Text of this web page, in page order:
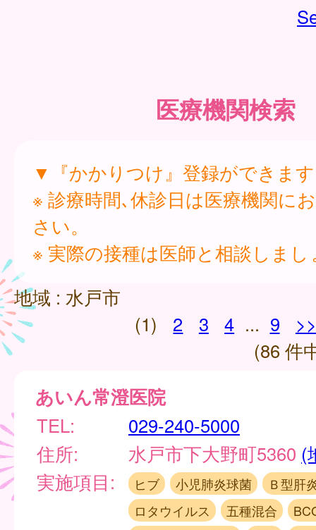
医療機関検索
▼『かかりつけ』登録ができま
※ 診療時間､休診日は医療機関に
さい。
※ 実際の接種は医師と相談しまし
地域 : 水戸市
(1)
2 3 4 ... 9
>>
(86 件
あいん常澄医院
TEL:
029-240-5000
住所:
水戸市下大野町5360 (
実施項目:
ヒブ 小児肺炎球菌
Ｂ型肝
ロタウイルス
五種混合